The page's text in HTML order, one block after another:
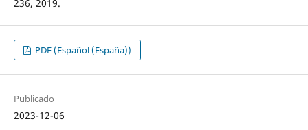
236, 2019.
PDF (Español (España))
Publicado
2023-12-06